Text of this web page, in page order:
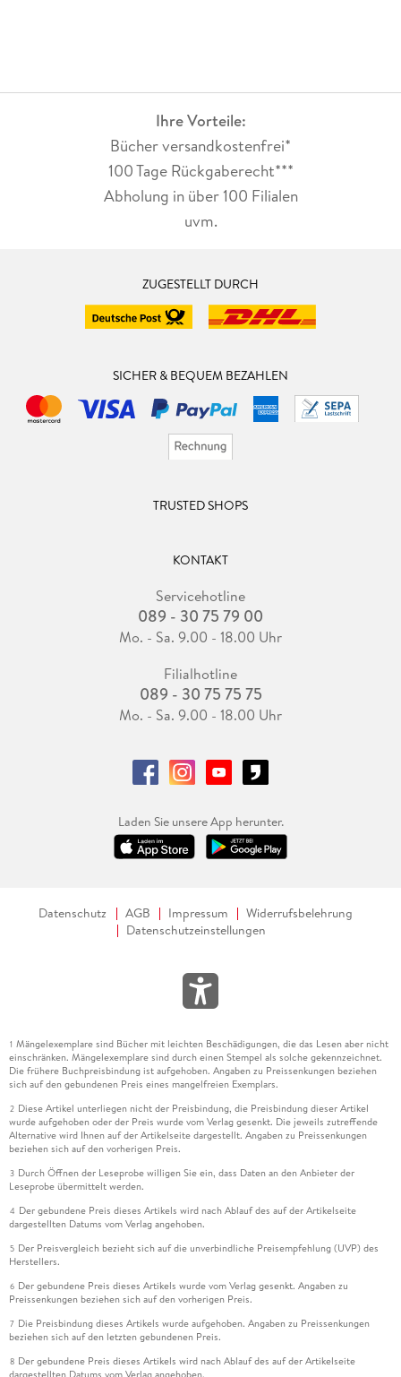
Ihre Vorteile:
Bücher versandkostenfrei*
100 Tage Rückgaberecht***
Abholung in über 100 Filialen
uvm.
ZUGESTELLT DURCH
SICHER & BEQUEM BEZAHLEN
TRUSTED SHOPS
KONTAKT
Servicehotline
089 - 30 75 79 00
Mo. - Sa. 9.00 - 18.00 Uhr
Filialhotline
089 - 30 75 75 75
Mo. - Sa. 9.00 - 18.00 Uhr
Laden Sie unsere App herunter.
Datenschutz AGB Impressum
Widerrufsbelehrung
Datenschutzeinstellungen
1 Mängelexemplare sind Bücher mit leichten Beschädigungen, die das Lesen aber nicht
einschränken. Mängelexemplare sind durch einen Stempel als solche gekennzeichnet.
Die frühere Buchpreisbindung ist aufgehoben. Angaben zu Preissenkungen beziehen
sich auf den gebundenen Preis eines mangelfreien Exemplars.
2 Diese Artikel unterliegen nicht der Preisbindung, die Preisbindung dieser Artikel
wurde aufgehoben oder der Preis wurde vom Verlag gesenkt. Die jeweils zutreffende
Alternative wird Ihnen auf der Artikelseite dargestellt. Angaben zu Preissenkungen
beziehen sich auf den vorherigen Preis.
3 Durch Öffnen der Leseprobe willigen Sie ein, dass Daten an den Anbieter der
Leseprobe übermittelt werden.
4 Der gebundene Preis dieses Artikels wird nach Ablauf des auf der Artikelseite
dargestellten Datums vom Verlag angehoben.
5 Der Preisvergleich bezieht sich auf die unverbindliche Preisempfehlung (UVP) des
Herstellers.
6 Der gebundene Preis dieses Artikels wurde vom Verlag gesenkt. Angaben zu
Preissenkungen beziehen sich auf den vorherigen Preis.
7 Die Preisbindung dieses Artikels wurde aufgehoben. Angaben zu Preissenkungen
beziehen sich auf den letzten gebundenen Preis.
8 Der gebundene Preis dieses Artikels wird nach Ablauf des auf der Artikelseite